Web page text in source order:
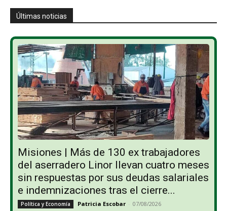
Últimas noticias
Misiones | Más de 130 ex trabajadores
del aserradero Linor llevan cuatro meses
sin respuestas por sus deudas salariales
e indemnizaciones tras el cierre...
Política y Economía Patricia Escobar - 07/08/2026